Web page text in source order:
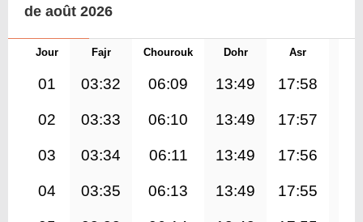
de août 2026
Jour Fajr Chourouk Dohr Asr
01 03:32 06:09 13:49 17:58
02 03:33 06:10 13:49 17:57
03 03:34 06:11 13:49 17:56
04 03:35 06:13 13:49 17:55